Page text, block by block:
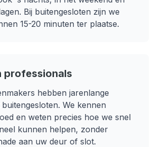
Bij buitengesloten zijn we
15-20 minuten ter plaatse.
professionals
hebben jarenlange
buitengesloten. We kennen
en weten precies hoe we snel
kunnen helpen, zonder
aan uw deur of slot.